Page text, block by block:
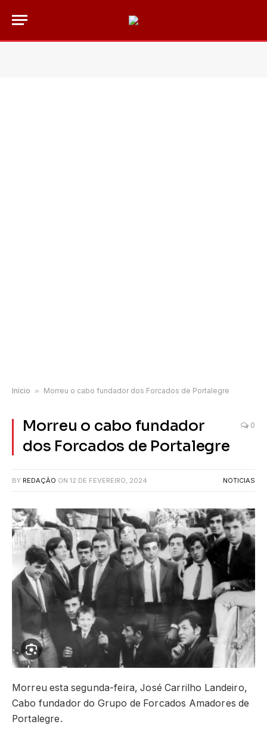
Início » Morreu o cabo fundador dos Forcados de Portalegre
Morreu o cabo fundador
dos Forcados de Portalegre
0
BY REDAÇÃO ON 12 DE FEVEREIRO, 2024 NOTICIAS
Morreu esta segunda-feira, José Carrilho Landeiro,
Cabo fundador do Grupo de Forcados Amadores de
Portalegre.